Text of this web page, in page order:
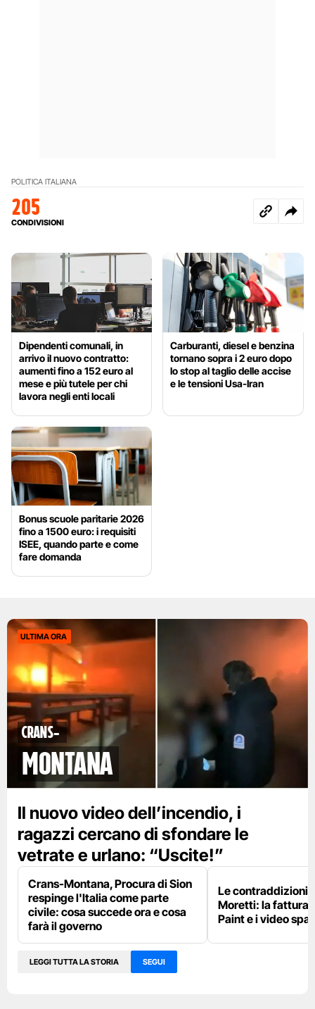
POLITICA ITALIANA
205
CONDIVISIONI
Dipendenti comunali, in
arrivo il nuovo contratto:
aumenti fino a 152 euro al
mese e più tutele per chi
lavora negli enti locali
Carburanti, diesel e benzina
tornano sopra i 2 euro dopo
lo stop al taglio delle accise
e le tensioni Usa-Iran
Bonus scuole paritarie 2026
fino a 1500 euro: i requisiti
ISEE, quando parte e come
fare domanda
ULTIMA ORA
Crans-
Montana
Il nuovo video dell’incendio, i
ragazzi cercano di sfondare le
vetrate e urlano: “Uscite!”
Crans-Montana, Procura di Sion
respinge l'Italia come parte
civile: cosa succede ora e cosa
farà il governo
Le contraddizioni
Moretti: la fattura
Paint e i video
LEGGI TUTTA LA STORIA SEGUI